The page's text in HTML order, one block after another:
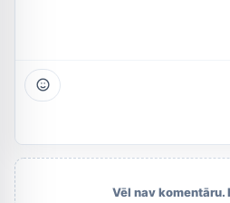
Vēl nav komentāru.